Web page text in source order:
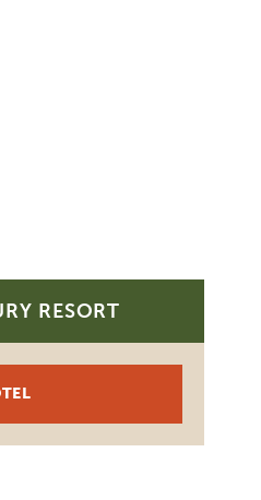
PLATINUM
RESORT